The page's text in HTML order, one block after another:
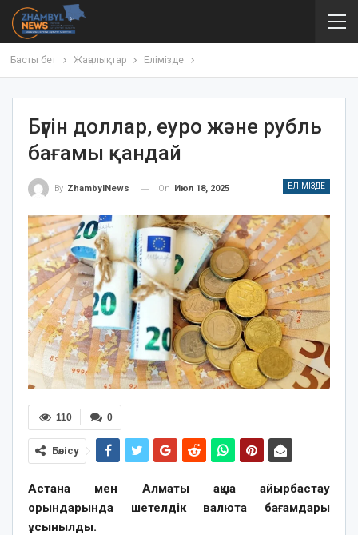
Басты бет Жаңалықтар Елімізде
Бүгін доллар, еуро және рубль
бағамы қандай
ЕЛІМІЗДЕ
By ZhambylNews On Июл 18, 2025
0
110
Бөлісу
Астана мен Алматы ақша айырбастау
орындарында шетелдік валюта бағамдары
ұсынылды.